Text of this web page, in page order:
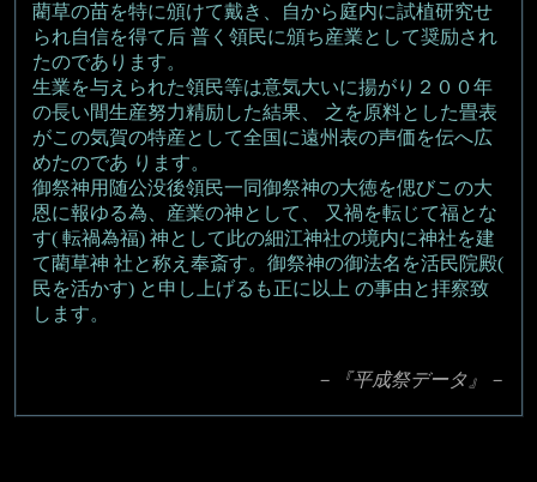
藺草の苗を特に頒けて戴き、自から庭内に試植研究せ
られ自信を得て后 普く領民に頒ち産業として奨励され
たのであります。
生業を与えられた領民等は意気大いに揚がり２００年
の長い間生産努力精励した結果、 之を原料とした畳表
がこの気賀の特産として全国に遠州表の声価を伝へ広
めたのであ ります。
御祭神用随公没後領民一同御祭神の大徳を偲びこの大
恩に報ゆる為、産業の神として、 又禍を転じて福とな
す( 転禍為福) 神として此の細江神社の境内に神社を建
て藺草神 社と称え奉斎す。御祭神の御法名を活民院殿(
民を活かす) と申し上げるも正に以上 の事由と拝察致
します。
－『平成祭データ』－